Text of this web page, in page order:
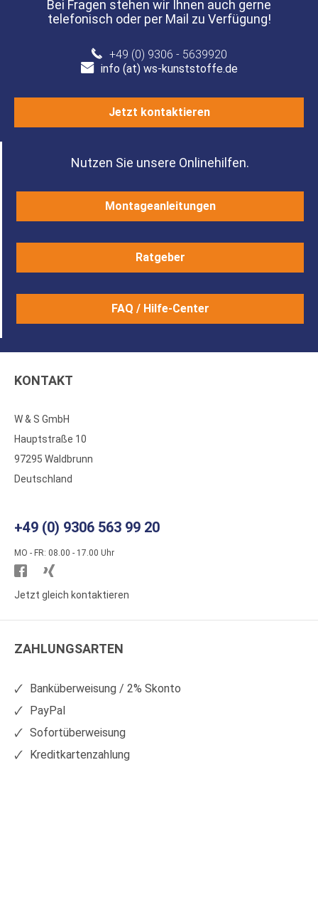
Bei Fragen stehen wir Ihnen auch gerne
telefonisch oder per Mail zu Verfügung!
+49 (0) 9306 - 5639920
info (at) ws-kunststoffe.de
Jetzt kontaktieren
Nutzen Sie unsere Onlinehilfen.
Montageanleitungen
Ratgeber
FAQ / Hilfe-Center
KONTAKT
W & S GmbH
Hauptstraße 10
97295 Waldbrunn
Deutschland
+49 (0) 9306 563 99 20
MO - FR: 08.00 - 17.00 Uhr
Besuchen
Sie
auf
Sie
auf
Jetzt gleich kontaktieren
ZAHLUNGSARTEN
Banküberweisung / 2% Skonto
PayPal
Sofortüberweisung
Kreditkartenzahlung